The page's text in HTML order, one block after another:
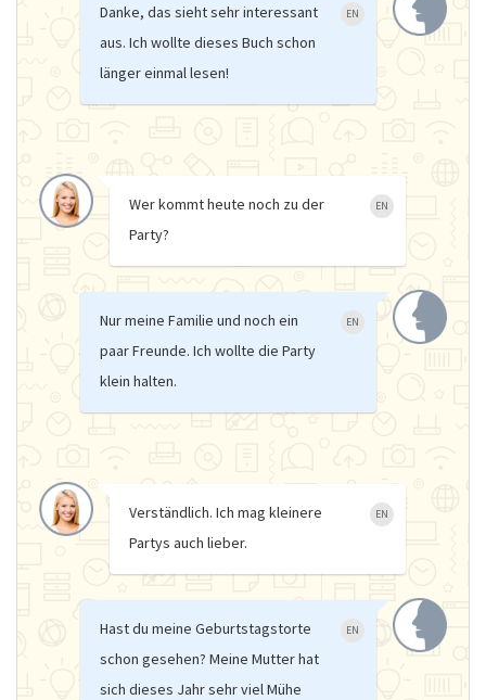
Danke, das sieht sehr interessant
aus. Ich wollte dieses Buch schon
länger einmal lesen!
EN
Wer kommt heute noch zu der
Party?
EN
Nur meine Familie und noch ein
paar Freunde. Ich wollte die Party
klein halten.
EN
Verständlich. Ich mag kleinere
Partys auch lieber.
EN
Hast du meine Geburtstagstorte
schon gesehen? Meine Mutter hat
sich dieses Jahr sehr viel Mühe
EN